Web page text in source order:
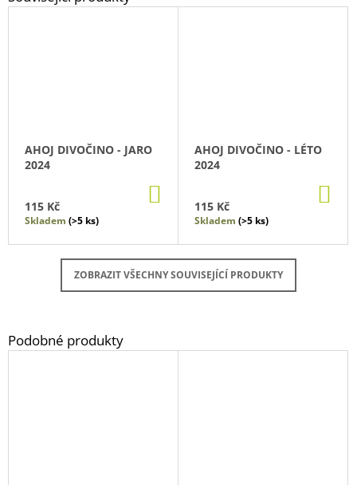
AHOJ DIVOČINO - JARO
2024
115 Kč KOŠÍKU
Skladem (>5 ks)
AHOJ DIVOČINO - LÉTO
2024
115 Kč
Skladem (>5 ks)
ZOBRAZIT VŠECHNY SOUVISEJÍCÍ PRODUKTY